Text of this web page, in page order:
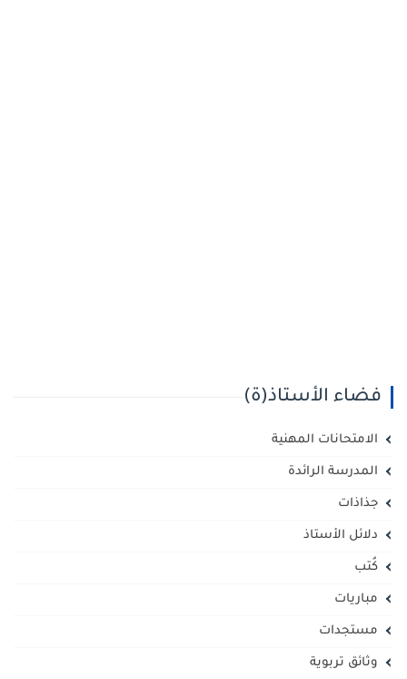
فضاء الأستاذ(ة)
الامتحانات المهنية
المدرسة الرائدة
جذاذات
دلائل الأستاذ
كُتب
مباريات
مستجدات
وثائق تربوية